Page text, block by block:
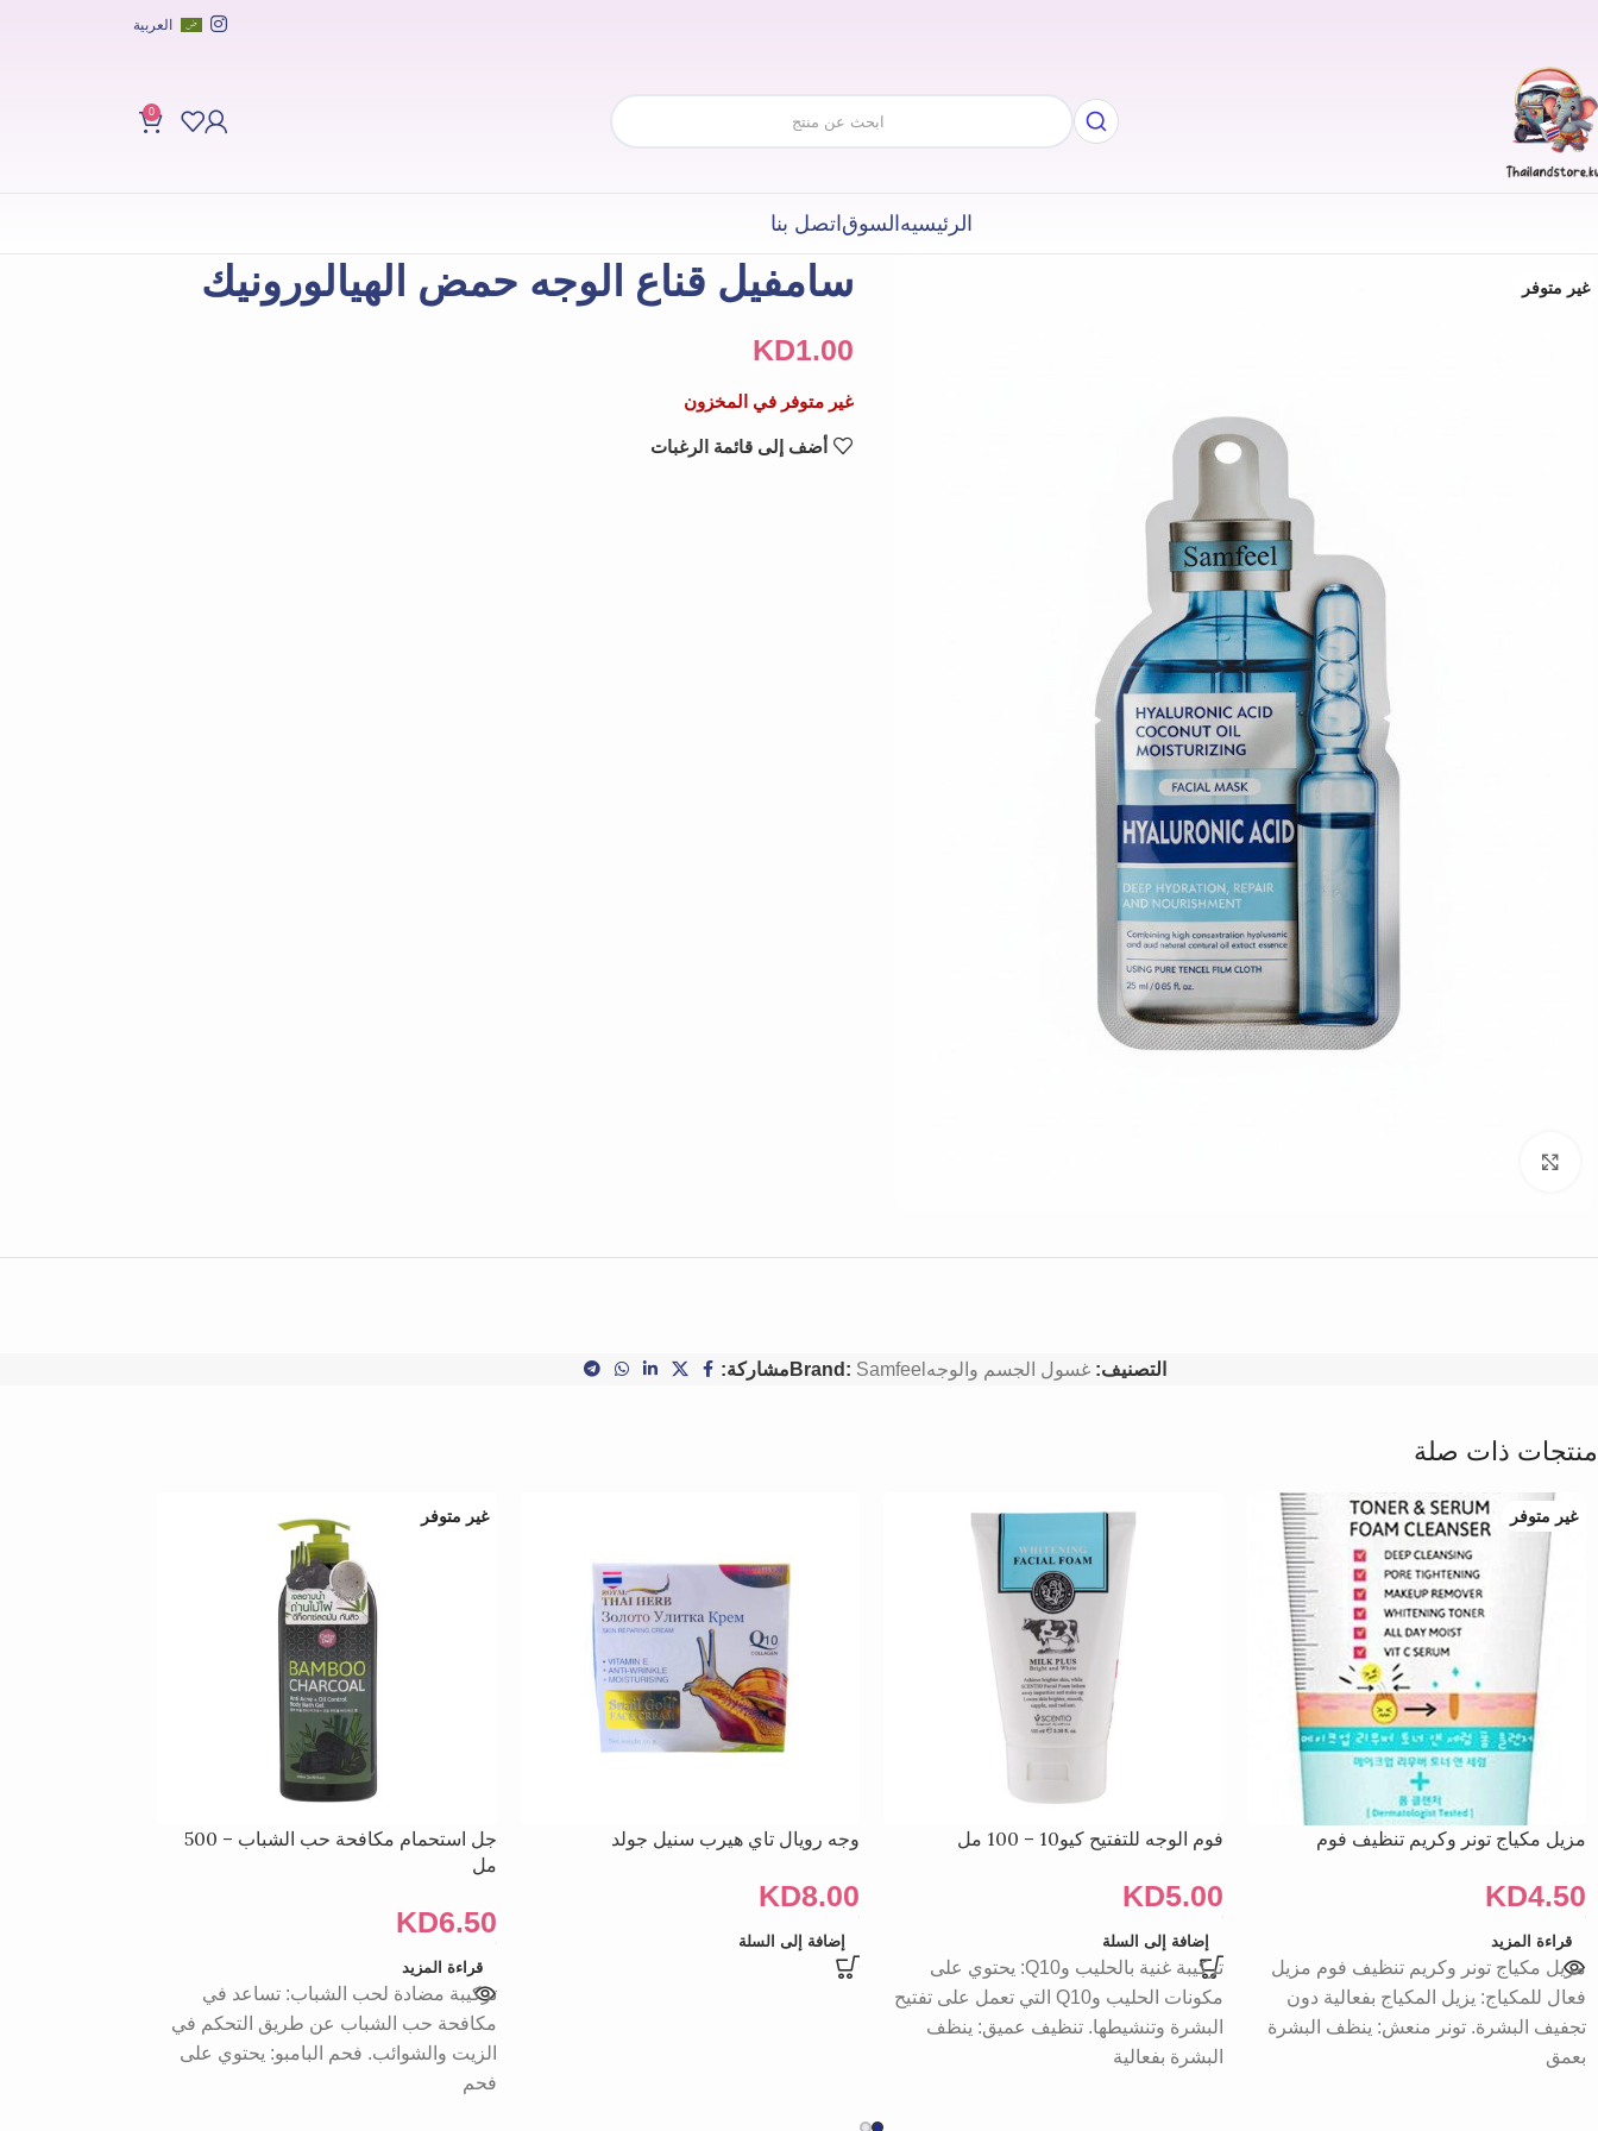
العربية
0
الرئيسيهالسوقاتصل بنا
غير متوفر سامفيل قناع الوجه حمض الهيالورونيك
KD1.00
غير متوفر في المخزون
أضف إلى قائمة الرغبات
التصنيف: غسول الجسم والوجه Brand: Samfeel مشاركة:
منتجات ذات صلة
غير متوفر
مزيل مكياج تونر وكريم تنظيف فوم
KD4.50
قراءة المزيد
مزيل مكياج تونر وكريم تنظيف فوم مزيل
فعال للمكياج: يزيل المكياج بفعالية دون
تجفيف البشرة. تونر منعش: ينظف البشرة
بعمق
فوم الوجه للتفتيح كيو10 – 100 مل
KD5.00
إضافة إلى السلة
تركيبة غنية بالحليب وQ10: يحتوي على
مكونات الحليب وQ10 التي تعمل على تفتيح
البشرة وتنشيطها. تنظيف عميق: ينظف
البشرة بفعالية
وجه رويال تاي هيرب سنيل جولد
KD8.00
إضافة إلى السلة
غير متوفر
جل استحمام مكافحة حب الشباب – 500
مل
KD6.50
قراءة المزيد
تركيبة مضادة لحب الشباب: تساعد في
مكافحة حب الشباب عن طريق التحكم في
الزيت والشوائب. فحم البامبو: يحتوي على
فحم